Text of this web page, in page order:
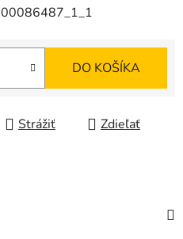
00086487_1_1
DO KOŠÍKA
Strážiť Zdieľať